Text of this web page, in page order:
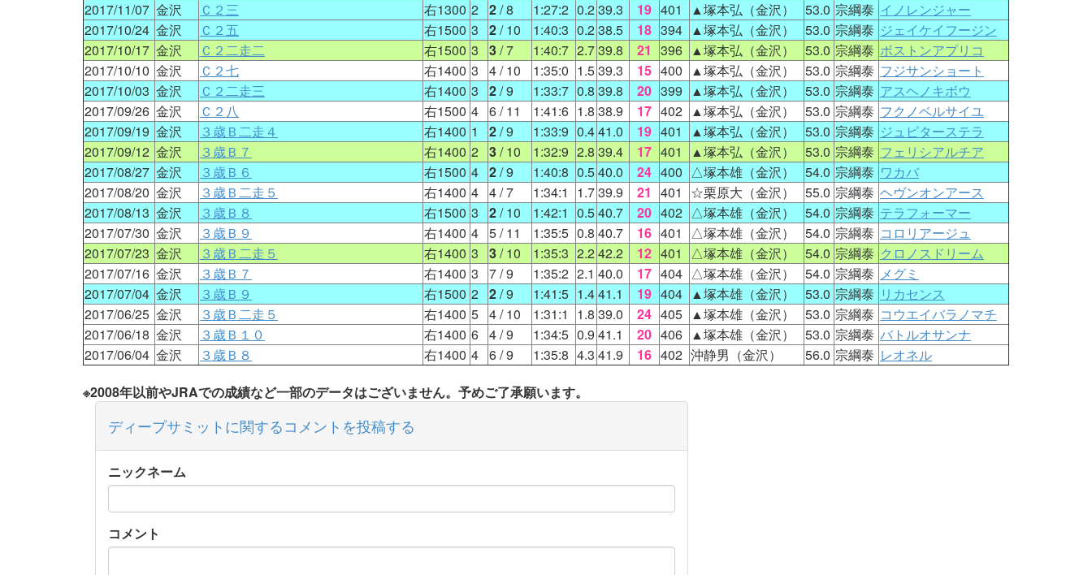
2017/11/07 金沢 Ｃ２三 右1300 2 2/ 8 1:27:2 0.239.3 19 401 ▲塚本弘（金沢） 53.0 宗綱泰 イノレンジャー
2017/10/24 金沢 Ｃ２五 右1500 3 2/ 10 1:40:3 0.238.5 18 394 ▲塚本弘（金沢） 53.0 宗綱泰 ジェイケイフージン
2017/10/17 金沢 Ｃ２二走二 右1500 3 3/ 7 1:40:7 2.739.8 21 396 ▲塚本弘（金沢） 53.0 宗綱泰 ボストンアプリコ
2017/10/10 金沢 Ｃ２七 右1400 3 4/ 10 1:35:0 1.539.3 15 400 ▲塚本弘（金沢） 53.0 宗綱泰 フジサンショート
2017/10/03 金沢 Ｃ２二走三 右1400 3 2/ 9 1:33:7 0.8 39.8 20 399 ▲塚本弘（金沢） 53.0 宗綱泰 アスヘノキボウ
2017/09/26 金沢 Ｃ２八 右1500 4 6/ 11 1:41:6 1.8 38.9 17 402 ▲塚本弘（金沢） 53.0 宗綱泰 フクノベルサイユ
2017/09/19 金沢 ３歳Ｂ二走４ 右1400 1 2/ 9 1:33:9 0.441.0 19 401 ▲塚本弘（金沢） 53.0 宗綱泰 ジュピターステラ
2017/09/12 金沢 ３歳Ｂ７ 右1400 2 3/ 10 1:32:9 2.8 39.4 17 401 ▲塚本弘（金沢） 53.0 宗綱泰 フェリシアルチア
2017/08/27 金沢 ３歳Ｂ６ 右1500 4 2/ 9 1:40:8 0.540.0 24 400 △塚本雄（金沢） 54.0 宗綱泰 ワカバ
2017/08/20 金沢 ３歳Ｂ二走５ 右1400 4 4/ 7 1:34:1 1.739.9 21 401 ☆栗原大（金沢） 55.0 宗綱泰 ヘヴンオンアース
2017/08/13 金沢 ３歳Ｂ８ 右1500 3 2/ 10 1:42:1 0.540.7 20 402 △塚本雄（金沢） 54.0 宗綱泰 テラフォーマー
2017/07/30 金沢 ３歳Ｂ９ 右1400 4 5/ 11 1:35:5 0.8 40.7 16 401 △塚本雄（金沢） 54.0 宗綱泰 コロリアージュ
2017/07/23 金沢 ３歳Ｂ二走５ 右1400 3 3/ 10 1:35:3 2.242.2 12 401 △塚本雄（金沢） 54.0 宗綱泰 クロノスドリーム
2017/07/16 金沢 ３歳Ｂ７ 右1400 3 7/ 9 1:35:2 2.1 40.0 17 404 △塚本雄（金沢） 54.0 宗綱泰 メグミ
2017/07/04 金沢 ３歳Ｂ９ 右1500 2 2/ 9 1:41:5 1.441.1 19 404 ▲塚本雄（金沢） 53.0 宗綱泰 リカセンス
2017/06/25 金沢 ３歳Ｂ二走５ 右1400 5 4/ 10 1:31:1 1.8 39.0 24 405 ▲塚本雄（金沢） 53.0 宗綱泰 コウエイバラノマチ
2017/06/18 金沢 ３歳Ｂ１０ 右1400 6 4/ 9 1:34:5 0.9 41.1 20 406 ▲塚本雄（金沢） 53.0 宗綱泰 バトルオサンナ
2017/06/04 金沢 ３歳Ｂ８ 右1400 4 6/ 9 1:35:8 4.3 41.9 16 402 沖静男（金沢） 56.0 宗綱泰 レオネル
※2008年以前やJRAでの成績など一部のデータはございません。予めご了承願います。
ディープサミットに関するコメントを投稿する
ニックネーム
コメント